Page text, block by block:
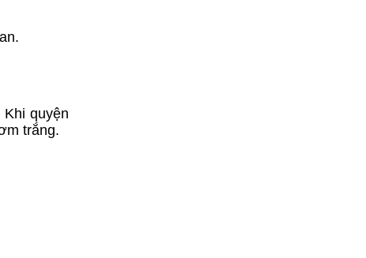
quyện
trắng.